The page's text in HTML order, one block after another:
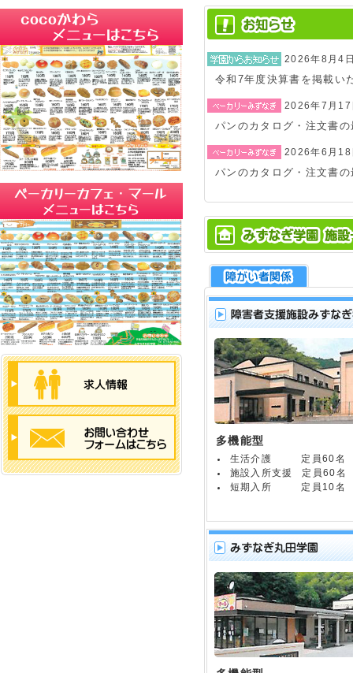
2026年8月4
令和7年度決算書を掲載い
2026年7月17
パンのカタログ・注文書
2026年6月18
パンのカタログ・注文書
多機能型
生活介護
定員60名
施設入所支援
定員60名
短期入所
定員10名